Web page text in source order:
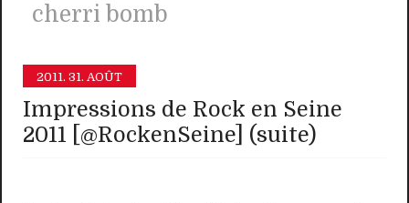
cherri bomb
2011. 31. AOÛT
Impressions de Rock en Seine
2011 [@RockenSeine] (suite)